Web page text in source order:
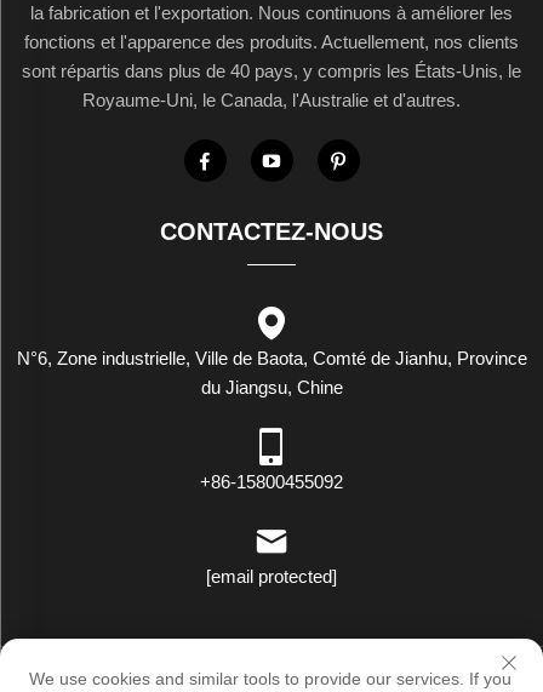
électriques de
42 pouces,
vous voudrez
la meilleure
la fabrication et l'exportation. Nous continuons à améliorer les
fonctions et l'apparence des produits. Actuellement, nos clients
sont répartis dans plus de 40 pays, y compris les États-Unis, le
Royaume-Uni, le Canada, l'Australie et d'autres.
CONTACTEZ-NOUS
N°6, Zone industrielle, Ville de Baota, Comté de Jianhu, Province
du Jiangsu, Chine
+86-15800455092
[email protected]
Droits d'auteur © Luxstar Industrie (Jiangsu) Co., Ltd. Tous droits
We use cookies and similar tools to provide our services. If you